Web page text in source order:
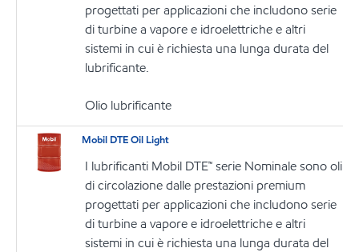
progettati per applicazioni che includono serie
di turbine a vapore e idroelettriche e altri
sistemi in cui è richiesta una lunga durata del
lubrificante.
Olio lubrificante
Mobil DTE Oil Light
I lubrificanti Mobil DTE™ serie Nominale sono oli
di circolazione dalle prestazioni premium
progettati per applicazioni che includono serie
di turbine a vapore e idroelettriche e altri
sistemi in cui è richiesta una lunga durata del